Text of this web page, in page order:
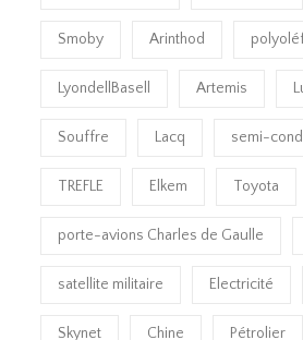
Smoby Arinthod
LyondellBasell Artemis
Souffre Lacq semi-
TREFLE Elkem Toyota
porte-avions Charles de Gaulle
satellite militaire Electricité
Skynet Chine Pétrolier